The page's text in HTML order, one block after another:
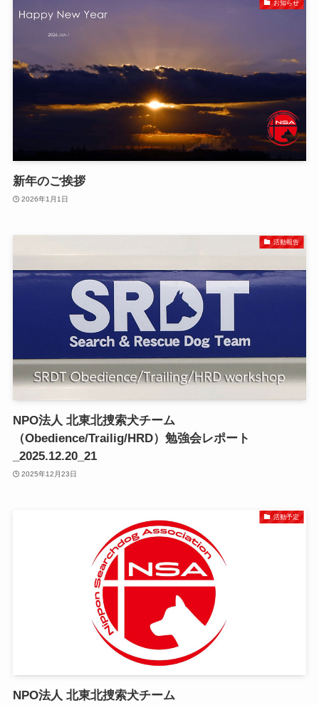
お知らせ
新年のご挨拶
2026年1月1日
活動報告
NPO法人 北東北捜索犬チーム
（Obedience/Trailig/HRD）勉強会レポート
_2025.12.20_21
2025年12月23日
活動予定
NPO法人 北東北捜索犬チーム